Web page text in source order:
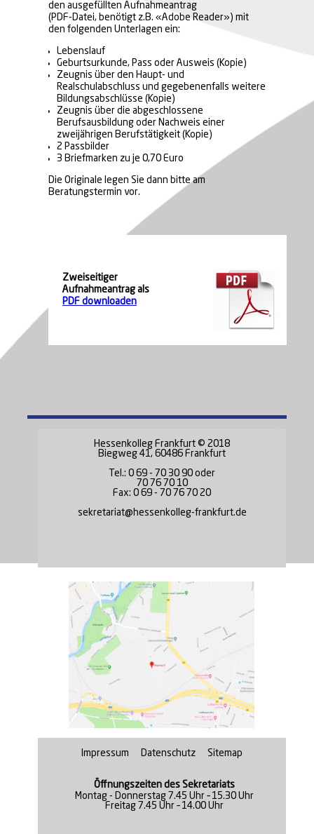
den ausgefüllten Aufnahmeantrag
(PDF-Datei, benötigt z.B. «Adobe Reader») mit
den folgenden Unterlagen ein:
Lebenslauf
Geburtsurkunde, Pass oder Ausweis (Kopie)
Zeugnis über den Haupt- und
Realschulabschluss und gegebenenfalls weitere
Bildungsabschlüsse (Kopie)
Zeugnis über die abgeschlossene
Berufsausbildung oder Nachweis einer
zweijährigen Berufstätigkeit (Kopie)
2 Passbilder
3 Briefmarken zu je 0,70 Euro
Die Originale legen Sie dann bitte am
Beratungstermin vor.
Zweiseitiger
Aufnahmeantrag als
PDF downloaden
Hessenkolleg Frankfurt © 2018
Biegweg 41, 60486 Frankfurt
Tel.: 0 69 - 70 30 90 oder
70 76 70 10
Fax: 0 69 - 70 76 70 20
sekretariat@hessenkolleg-frankfurt.de
überspringen
Impressum Datenschutz Sitemap
Öffnungszeiten des Sekretariats
Montag - Donnerstag 7.45 Uhr – 15.30 Uhr
Freitag 7.45 Uhr – 14.00 Uhr